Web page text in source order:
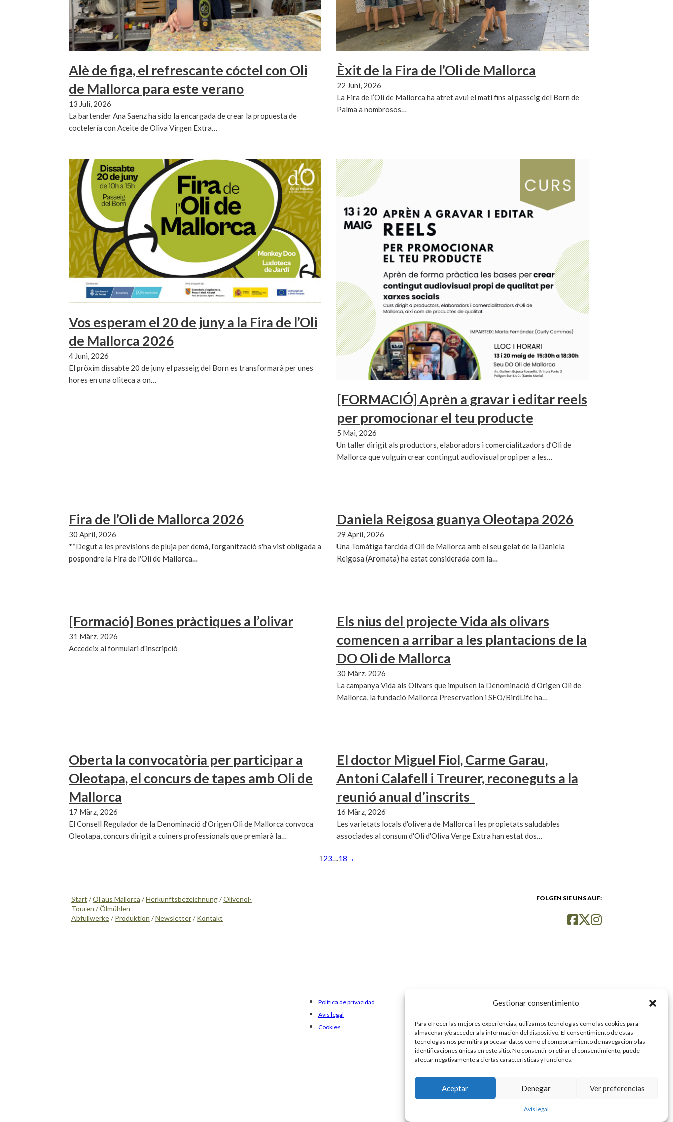
Gestionar consentimiento
Para ofrecer las mejores experiencias, utilizamos tecnologías como las cookies para
almacenar y/o acceder a la información del dispositivo. El consentimiento de estas
tecnologías nos permitirá procesar datos como el comportamiento de navegación o las
identificaciones únicas en este sitio. No consentir o retirar el consentimiento, puede
afectar negativamente a ciertas características y funciones.
Aceptar Denegar Ver preferencias
Avís legal
Alè de figa, el refrescante cóctel con Oli
de Mallorca para este verano
13 Juli, 2026
La bartender Ana Saenz ha sido la encargada de crear la propuesta de
coctelería con Aceite de Oliva Virgen Extra…
Èxit de la Fira de l’Oli de Mallorca
22 Juni, 2026
La Fira de l’Oli de Mallorca ha atret avui el matí fins al passeig del Born de
Palma a nombrosos…
Vos esperam el 20 de juny a la Fira de l’Oli
de Mallorca 2026
4 Juni, 2026
El pròxim dissabte 20 de juny el passeig del Born es transformarà per unes
hores en una oliteca a on…
[FORMACIÓ] Aprèn a gravar i editar reels
per promocionar el teu producte
5 Mai, 2026
Un taller dirigit als productors, elaboradors i comercialitzadors d’Oli de
Mallorca que vulguin crear contingut audiovisual propi per a les…
Fira de l’Oli de Mallorca 2026
30 April, 2026
**Degut a les previsions de pluja per demà, l'organització s'ha vist obligada a
pospondre la Fira de l'Oli de Mallorca…
Daniela Reigosa guanya Oleotapa 2026
29 April, 2026
Una Tomàtiga farcida d’Oli de Mallorca amb el seu gelat de la Daniela
Reigosa (Aromata) ha estat considerada com la…
[Formació] Bones pràctiques a l’olivar
31 März, 2026
Accedeix al formulari d'inscripció
Els nius del projecte Vida als olivars
comencen a arribar a les plantacions de la
DO Oli de Mallorca
30 März, 2026
La campanya Vida als Olivars que impulsen la Denominació d’Origen Oli de
Mallorca, la fundació Mallorca Preservation i SEO/BirdLife ha…
Oberta la convocatòria per participar a
Oleotapa, el concurs de tapes amb Oli de
Mallorca
17 März, 2026
El Consell Regulador de la Denominació d’Origen Oli de Mallorca convoca
Oleotapa, concurs dirigit a cuiners professionals que premiarà la…
El doctor Miguel Fiol, Carme Garau,
Antoni Calafell i Treurer, reconeguts a la
reunió anual d’inscrits
16 März, 2026
Les varietats locals d'olivera de Mallorca i les propietats saludables
associades al consum d'Oli d'Oliva Verge Extra han estat dos…
1 23…18 →
Start /Öl aus Mallorca /Herkunftsbezeichnung/Olivenöl-
Touren /Ölmühlen –
Abfüllwerke/ Produktion /Newsletter/ Kontakt
FOLGEN SIE UNS AUF:
Política de privacidad
Avís legal
Cookies